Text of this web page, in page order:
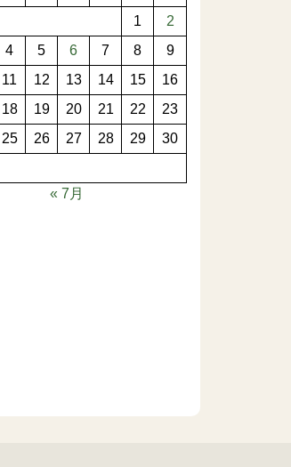
1
2
4 5 6 7 8
9
11 12 13 14 15
16
18 19 20 21 22
23
25 26 27 28 29
30
« 7月